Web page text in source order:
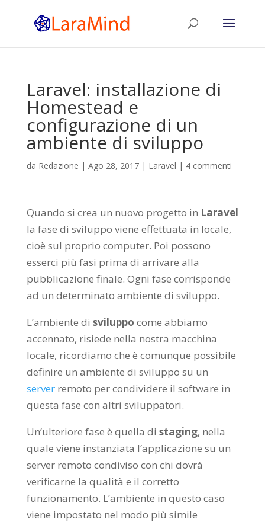
Laravel: installazione di
Homestead e
configurazione di un
ambiente di sviluppo
da Redazione | Ago 28, 2017| Laravel | 4 commenti
Quando si crea un nuovo progetto in Laravel
la fase di sviluppo viene effettuata in locale,
cioè sul proprio computer. Poi possono
esserci più fasi prima di arrivare alla
pubblicazione finale. Ogni fase corrisponde
ad un determinato ambiente di sviluppo.
L’ambiente di sviluppo come abbiamo
accennato, risiede nella nostra macchina
locale, ricordiamo che è comunque possibile
definire un ambiente di sviluppo su un
serverremoto per condividere il software in
questa fase con altri sviluppatori.
Un’ulteriore fase è quella di staging, nella
quale viene instanziata l’applicazione su un
server remoto condiviso con chi dovrà
verificarne la qualità e il corretto
funzionamento. L’ambiente in questo caso
viene impostato nel modo più simile